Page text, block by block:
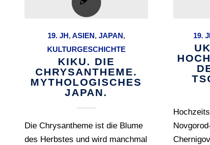
19. JH,ASIEN, JAPAN,
KULTURGESCHICHTE
KIKU. DIE
CHRYSANTHEME.
MYTHOLOGISCHES
JAPAN.
Die Chrysantheme ist die Blume
des Herbstes und wird manchmal
19.